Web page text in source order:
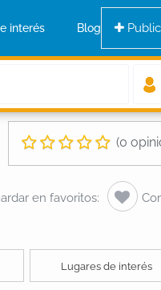
interés Blog
(0
en favoritos:
Lugares de interés